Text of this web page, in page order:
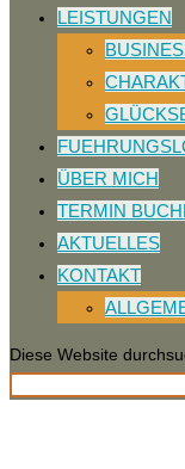
LEISTUNGEN
ÜBER MICH
TERMIN
AKTUELLES
KONTAKT
Diese Website